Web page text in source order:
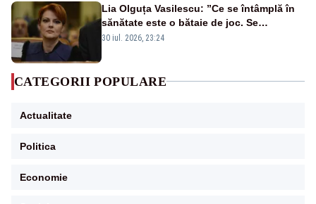
Lia Olguța Vasilescu: ”Ce se întâmplă în
sănătate este o bătaie de joc. Se
guvernează extraordinar de prost”
30 iul. 2026, 23:24
CATEGORII POPULARE
Actualitate
Politica
Economie